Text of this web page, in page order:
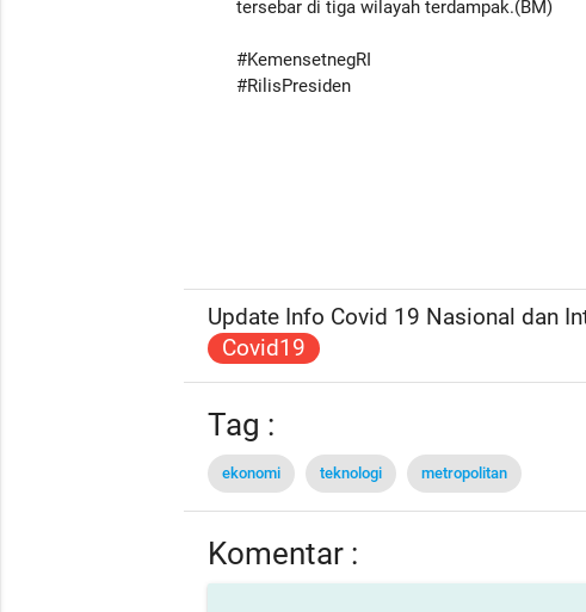
tersebar di tiga wilayah terdampak.(BM)
#KemensetnegRI
#RilisPresiden
Update Info Covid 19 Nasional dan
Covid19
Tag :
ekonomi teknologi metropolitan
Komentar :